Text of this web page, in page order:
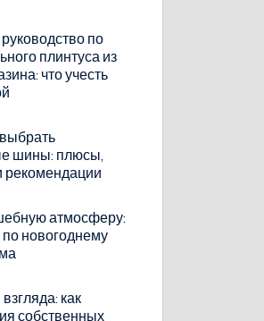
по
плинтуса из
что учесть
шины: плюсы,
рекомендации
атмосферу:
новогоднему
как
собственных